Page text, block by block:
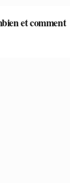
et comment